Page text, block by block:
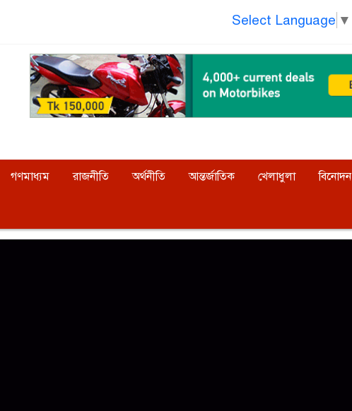
Select Language ▼
গণমাধ্যম রাজনীতি অর্থনীতি আন্তর্জাতিক খেলাধুলা বিনোদন